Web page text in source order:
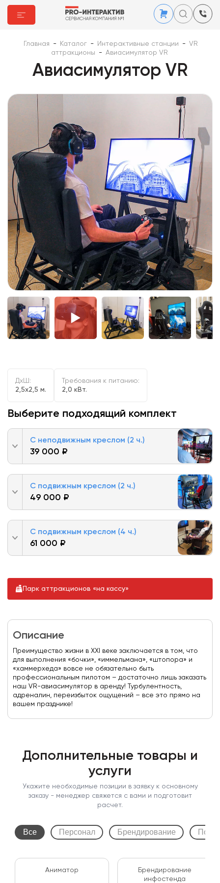
Главная - Каталог - Интерактивные станции - VR
аттракционы
- Авиасимулятор VR
Авиасимулятор VR
ДxШ:
2,5x2,5 м.
Требования к питанию:
2,0 кВт.
Выберите подходящий комплект
С неподвижным креслом (2 ч.)
39 000 ₽
С подвижным креслом (2 ч.)
49 000 ₽
С подвижным креслом (4 ч.)
61 000 ₽
Парк аттракционов «на кассу»
Описание
Преимущество жизни в XXI веке заключается в том, что
для выполнения «бочки», «иммельмана», «штопора» и
«хаммерхеда» вовсе не обязательно быть
профессиональным пилотом – достаточно лишь заказать
наш VR-авиасимулятор в аренду! Турбулентность,
адреналин, переизбыток ощущений – все это прямо на
вашем празднике!
Дополнительные товары и
услуги
Укажите необходимые позиции в заявку к основному
заказу - менеджер свяжется с вами и подготовит
расчет.
Все Персонал Брендирование
Аниматор
Брендирование
инфостенда